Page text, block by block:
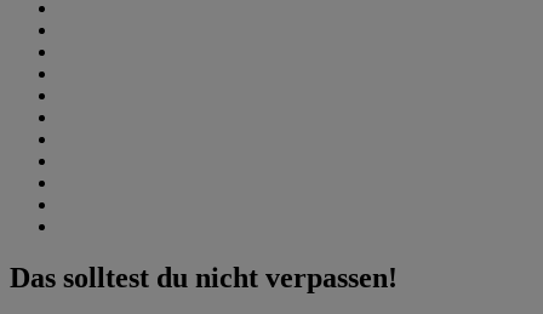
Das solltest du nicht verpassen!